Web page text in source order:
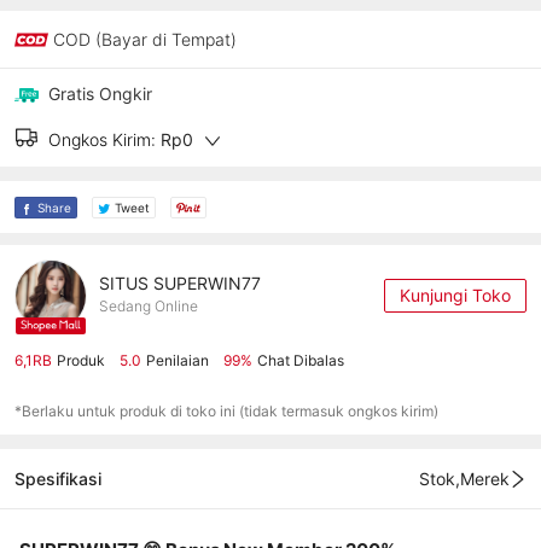
COD (Bayar di Tempat)
Gratis Ongkir
Ongkos Kirim: Rp0
Share Tweet
SITUS SUPERWIN77
Sedang Online Kunjungi Toko
6,1RB Produk 5.0 Penilaian 99% Chat Dibalas
*Berlaku untuk produk di toko ini (tidak termasuk ongkos kirim)
Spesifikasi Stok,Merek